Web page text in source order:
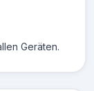
Geräten.